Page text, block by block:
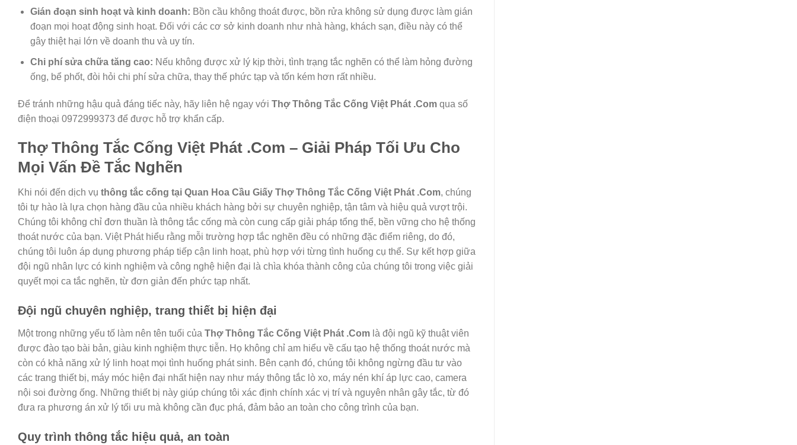
Gián đoạn sinh hoạt và kinh doanh: Bồn cầu không thoát được, bồn rửa không sử dụng được làm gián
đoạn mọi hoạt động sinh hoạt. Đối với các cơ sở kinh doanh như nhà hàng, khách sạn, điều này có thể
gây thiệt hại lớn về doanh thu và uy tín.
Chi phí sửa chữa tăng cao: Nếu không được xử lý kịp thời, tình trạng tắc nghẽn có thể làm hỏng đường
ống, bể phốt, đòi hỏi chi phí sửa chữa, thay thế phức tạp và tốn kém hơn rất nhiều.
Để tránh những hậu quả đáng tiếc này, hãy liên hệ ngay với Thợ Thông Tắc Cống Việt Phát .Com qua số
điện thoại 0972999373 để được hỗ trợ khẩn cấp.
Thợ Thông Tắc Cống Việt Phát .Com – Giải Pháp Tối Ưu Cho
Mọi Vấn Đề Tắc Nghẽn
Khi nói đến dịch vụ thông tắc cống tại Quan Hoa Cầu Giấy Thợ Thông Tắc Cống Việt Phát .Com, chúng
tôi tự hào là lựa chọn hàng đầu của nhiều khách hàng bởi sự chuyên nghiệp, tận tâm và hiệu quả vượt trội.
Chúng tôi không chỉ đơn thuần là thông tắc cống mà còn cung cấp giải pháp tổng thể, bền vững cho hệ thống
thoát nước của bạn. Việt Phát hiểu rằng mỗi trường hợp tắc nghẽn đều có những đặc điểm riêng, do đó,
chúng tôi luôn áp dụng phương pháp tiếp cận linh hoạt, phù hợp với từng tình huống cụ thể. Sự kết hợp giữa
đội ngũ nhân lực có kinh nghiệm và công nghệ hiện đại là chìa khóa thành công của chúng tôi trong việc giải
quyết mọi ca tắc nghẽn, từ đơn giản đến phức tạp nhất.
Đội ngũ chuyên nghiệp, trang thiết bị hiện đại
Một trong những yếu tố làm nên tên tuổi của Thợ Thông Tắc Cống Việt Phát .Com là đội ngũ kỹ thuật viên
được đào tạo bài bản, giàu kinh nghiệm thực tiễn. Họ không chỉ am hiểu về cấu tạo hệ thống thoát nước mà
còn có khả năng xử lý linh hoạt mọi tình huống phát sinh. Bên cạnh đó, chúng tôi không ngừng đầu tư vào
các trang thiết bị, máy móc hiện đại nhất hiện nay như máy thông tắc lò xo, máy nén khí áp lực cao, camera
nội soi đường ống. Những thiết bị này giúp chúng tôi xác định chính xác vị trí và nguyên nhân gây tắc, từ đó
đưa ra phương án xử lý tối ưu mà không cần đục phá, đảm bảo an toàn cho công trình của bạn.
Quy trình thông tắc hiệu quả, an toàn